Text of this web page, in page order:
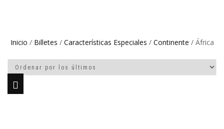
Inicio / Billetes / Características Especiales / Continente / África